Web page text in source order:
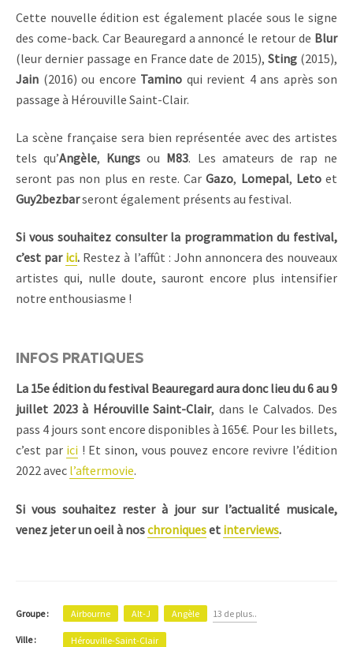
Cette nouvelle édition est également placée sous le signe
des come-back. Car Beauregard a annoncé le retour de Blur
(leur dernier passage en France date de 2015),Sting (2015),
Jain (2016) ou encore Tamino qui revient 4 ans après son
passage à Hérouville Saint-Clair.
La scène française sera bien représentée avec des artistes
tels qu’Angèle, Kungs ou M83. Les amateurs de rap ne
seront pas non plus en reste. CarGazo, Lomepal, Letoet
Guy2bezbarseront également présents au festival.
Si vous souhaitez consulter la programmation du festival,
c’est par ici. Restez à l’affût : John annoncera des nouveaux
artistes qui, nulle doute, sauront encore plus intensifier
notre enthousiasme !
INFOS PRATIQUES
La 15e édition du festival Beauregard aura donc lieu du 6 au 9
juillet 2023 à Hérouville Saint-Clair, dans le Calvados. Des
pass 4 jours sont encore disponibles à 165€. Pour les billets,
c’est par ici ! Et sinon, vous pouvez encore revivre l’édition
2022 avec l’aftermovie.
Si vous souhaitez rester à jour sur l’actualité musicale,
venez jeter un oeil à noschroniqueset interviews.
Groupe : Airbourne Alt-J Angèle 13 de plus..
Ville : Hérouville-Saint-Clair